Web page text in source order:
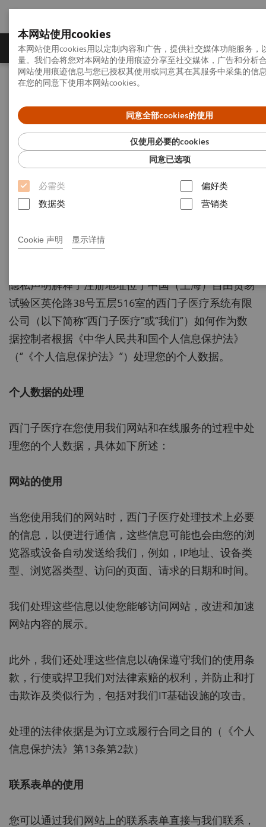
本网站使用cookies
本网站使用cookies用以定制内容和广告，提供社交媒体功能服务，
量。我们会将您对本网站的使用痕迹分享至社交媒体，广告和分析
网站使用痕迹信息与您已授权其使用或同意其在其服务中采集的信
在您的同意下使用本网站cookies。
同意全部cookies的使用
仅使用必要的cookies
同意已选项
必需类
偏好类
数据类
营销类
Cookie 声明 显示详情
产品一览 疾病与临床解决方案 相关信息
首页 西门子网站隐私保护政策
西门子网站隐私保护政策
Siemens Healthineers Privacy Notice
隐私声明解释了注册地址位于中国（上海）自由贸易
试验区英伦路38号五层516室的西门子医疗系统有限
公司（以下简称“西门子医疗”或“我们”）如何作为数
据控制者根据《中华人民共和国个人信息保护法》
（“《个人信息保护法》”）处理您的个人数据。
个人数据的处理
西门子医疗在您使用我们网站和在线服务的过程中处
理您的个人数据，具体如下所述：
网站的使用
当您使用我们的网站时，西门子医疗处理技术上必要
的信息，以便进行通信，这些信息可能也会由您的浏
览器或设备自动发送给我们，例如，IP地址、设备类
型、浏览器类型、访问的页面、请求的日期和时间。
我们处理这些信息以使您能够访问网站，改进和加速
网站内容的展示。
此外，我们还处理这些信息以确保遵守我们的使用条
款，行使或捍卫我们对法律索赔的权利，并防止和打
击欺诈及类似行为，包括对我们IT基础设施的攻击。
处理的法律依据是为订立或履行合同之目的（《个人
信息保护法》第13条第2款）
联系表单的使用
您可以通过我们网站上的联系表单直接与我们联系，